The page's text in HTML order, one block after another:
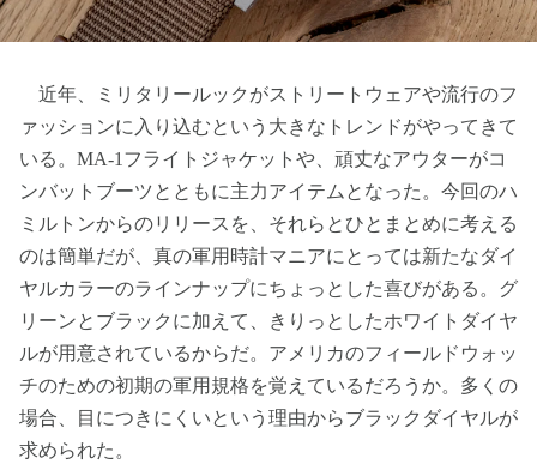
近年、ミリタリールックがストリートウェアや流行のフ
ァッションに入り込むという大きなトレンドがやってきて
いる。MA-1フライトジャケットや、頑丈なアウターがコ
ンバットブーツとともに主力アイテムとなった。今回のハ
ミルトンからのリリースを、それらとひとまとめに考える
のは簡単だが、真の軍用時計マニアにとっては新たなダイ
ヤルカラーのラインナップにちょっとした喜びがある。グ
リーンとブラックに加えて、きりっとしたホワイトダイヤ
ルが用意されているからだ。アメリカのフィールドウォッ
チのための初期の軍用規格を覚えているだろうか。多くの
場合、目につきにくいという理由からブラックダイヤルが
求められた。